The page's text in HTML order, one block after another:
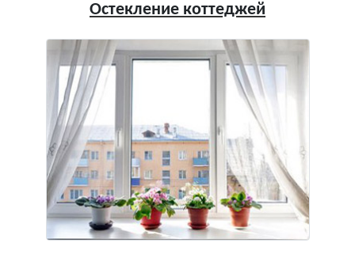
Остекление коттеджей